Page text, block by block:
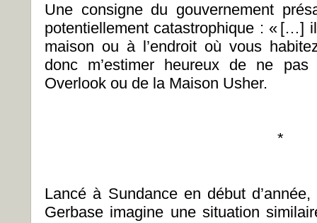
Une consigne du gouvernement
potentiellement catastrophique : « […]
maison ou à l’endroit où vous
donc m’estimer heureux de ne
Overlook ou de la Maison Usher.
*
Lancé à Sundance en début
Gerbase imagine une situation